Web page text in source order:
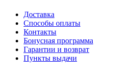
Доставка
Способы оплаты
Контакты
Бонусная программа
Гарантии и возврат
Пункты выдачи